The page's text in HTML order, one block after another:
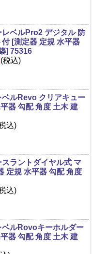
ベルPro2 デジタル 防
[測定器 定規 水平器
] 75316
(税込)
ベルRevo クリアキュー
器 勾配 角度 土木 建
込)
ラントダイヤル式 マ
定規 水平器 勾配 角度
込)
ベルRovoキーホルダー
器 勾配 角度 土木 建